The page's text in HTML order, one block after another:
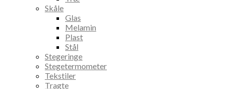
Skåle
Glas
Melamin
Plast
Stål
Stegeringe
Stegetermometer
Tekstiler
Tragte